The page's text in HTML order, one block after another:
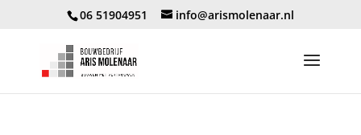
06 51904951 info@arismolenaar.nl